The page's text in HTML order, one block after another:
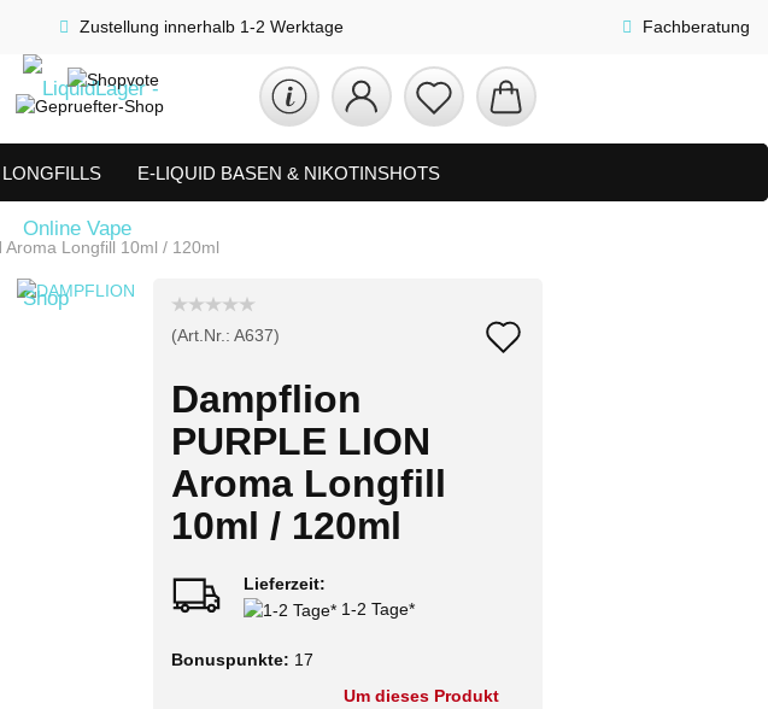
Zustellung innerhalb 1-2 Werktage Fachberatung
E-LIQUID BASEN & NIKOTINSHOTS
AKKUTRÄGER & SETS
Aroma Longfill 10ml / 120ml
(Art.Nr.: A637)
Dampflion
PURPLE LION
Aroma Longfill
10ml / 120ml
Lieferzeit:
1-2 Tage*
Bonuspunkte: 17
Um dieses Produkt